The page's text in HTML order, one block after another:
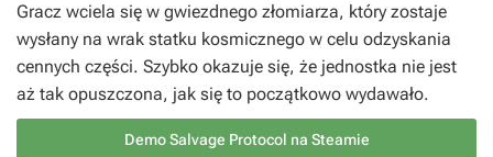
Gracz wciela się w gwiezdnego złomiarza, który zostaje
wysłany na wrak statku kosmicznego w celu odzyskania
cennych części. Szybko okazuje się, że jednostka nie jest
aż tak opuszczona, jak się to początkowo wydawało.
Demo Salvage Protocol na Steamie